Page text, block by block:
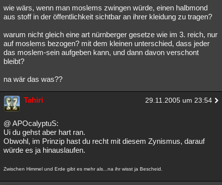
wie wärs, wenn man moslems zwingen würde, einen halbmond
aus stoff in der öffentlichkeit sichtbar an ihrer kleidung zu tragen?
warum nicht gleich eine art nürnberger gesetze wie im 3. reich, nur
auf moslems bezogen? mit dem kleinen unterschied, dass jeder
das moslem-sein aufgeben kann, und dann davon verschont
bleibt?
na wär das was??
Tahiri 29.11.2005 um 23:54
@ APOcalyptuS:
Ui du gehst aber hart ran.
Obwohl, im Prinzip hast du recht mit diesem Zynismus, darauf
würde es ja hinauslaufen.
Zwischen Himmel und Erde gibt es mehr als...na ihr wisst ja Bescheid.